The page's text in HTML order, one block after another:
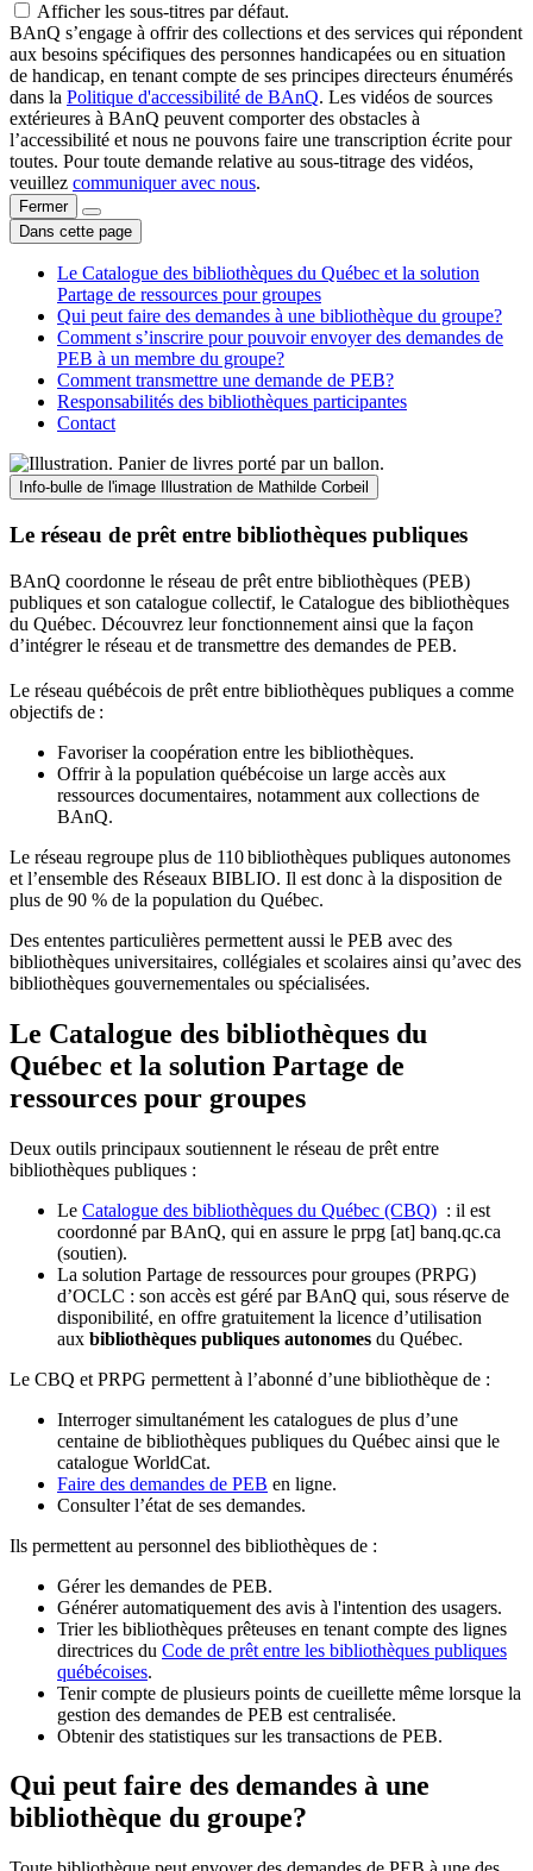
Afficher les sous-titres par défaut.
BAnQ s’engage à offrir des collections et des services qui répondent
aux besoins spécifiques des personnes handicapées ou en situation
de handicap, en tenant compte de ses principes directeurs énumérés
dans la Politique d'accessibilité de BAnQ. Les vidéos de sources
extérieures à BAnQ peuvent comporter des obstacles à
l’accessibilité et nous ne pouvons faire une transcription écrite pour
toutes. Pour toute demande relative au sous-titrage des vidéos,
veuillez communiquer avec nous.
Fermer
Dans cette page
Le Catalogue des bibliothèques du Québec et la solution
Partage de ressources pour groupes
Qui peut faire des demandes à une bibliothèque du groupe?
Comment s’inscrire pour pouvoir envoyer des demandes de
PEB à un membre du groupe?
Comment transmettre une demande de PEB?
Responsabilités des bibliothèques participantes
Contact
Info-bulle de l'image Illustration de Mathilde Corbeil
Le réseau de prêt entre bibliothèques publiques
BAnQ coordonne le réseau de prêt entre bibliothèques (PEB)
publiques et son catalogue collectif, le Catalogue des bibliothèques
du Québec. Découvrez leur fonctionnement ainsi que la façon
d’intégrer le réseau et de transmettre des demandes de PEB.
Le réseau québécois de prêt entre bibliothèques publiques a comme
objectifs de :
Favoriser la coopération entre les bibliothèques.
Offrir à la population québécoise un large accès aux
ressources documentaires, notamment aux collections de
BAnQ.
Le réseau regroupe plus de 110bibliothèques publiques autonomes
et l’ensemble des Réseaux BIBLIO. Il est donc à la disposition de
plus de 90 % de la population du Québec.
Des ententes particulières permettent aussi le PEB avec des
bibliothèques universitaires, collégiales et scolaires ainsi qu’avec des
bibliothèques gouvernementales ou spécialisées.
Le Catalogue des bibliothèques du
Québec et la solution Partage de
ressources pour groupes
Deux outils principaux soutiennent le réseau de prêt entre
bibliothèques publiques :
Le Catalogue des bibliothèques du Québec (CBQ) : il est
coordonné par BAnQ, qui en assure le prpg [at] banq.qc.ca
(soutien).
La solution Partage de ressources pour groupes (PRPG)
d’OCLC : son accès est géré par BAnQ qui, sous réserve de
disponibilité, en offre gratuitement la licence d’utilisation
aux bibliothèques publiques autonomes du Québec.
Le CBQ et PRPG permettent à l’abonné d’une bibliothèque de :
Interroger simultanément les catalogues de plus d’une
centaine de bibliothèques publiques du Québec ainsi que le
catalogue WorldCat.
Faire des demandes de PEB en ligne.
Consulter l’état de ses demandes.
Ils permettent au personnel des bibliothèques de :
Gérer les demandes de PEB.
Générer automatiquement des avis à l'intention des usagers.
Trier les bibliothèques prêteuses en tenant compte des lignes
directrices du Code de prêt entre les bibliothèques publiques
québécoises.
Tenir compte de plusieurs points de cueillette même lorsque la
gestion des demandes de PEB est centralisée.
Obtenir des statistiques sur les transactions de PEB.
Qui peut faire des demandes à une
bibliothèque du groupe?